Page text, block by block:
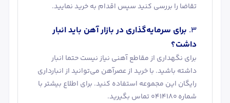
تقاضا را بررسی کنید سپس اقدام به خرید نمایید.
برای سرمایه‌گذاری در بازار آهن باید انبار
داشت؟
برای نگهداری از مقاطع آهنی نیاز نیست حتما انبار
داشته باشید. با خرید از عصرآهن می‌توانید از انبارداری
رایگان این مجموعه استفاده کنید. برای اطلاع بیشتر با
شماره 0414180 تماس بگیرید.